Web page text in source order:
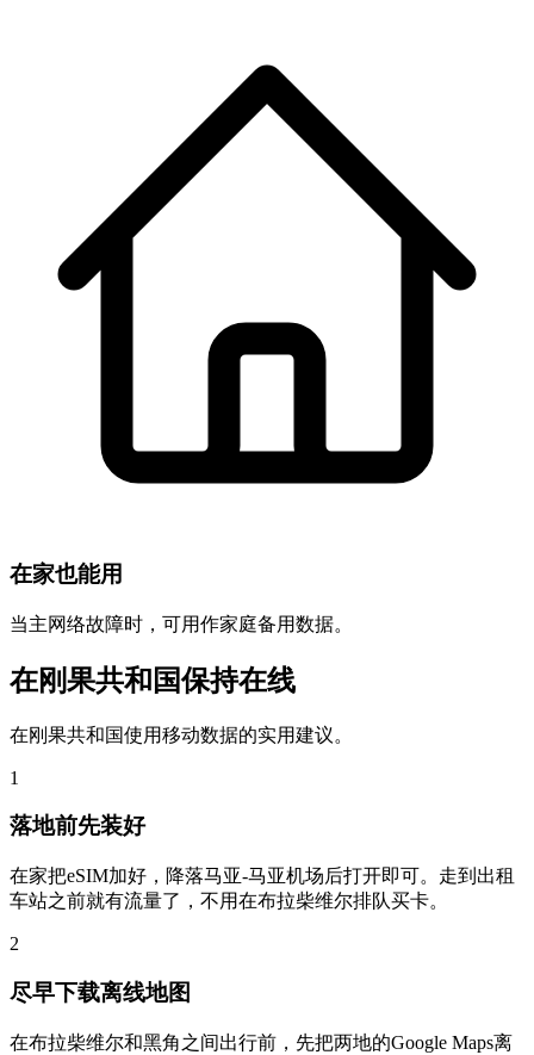
在家也能用
当主网络故障时，可用作家庭备用数据。
在刚果共和国保持在线
在刚果共和国使用移动数据的实用建议。
1
落地前先装好
在家把eSIM加好，降落马亚-马亚机场后打开即可。走到出租
车站之前就有流量了，不用在布拉柴维尔排队买卡。
2
尽早下载离线地图
在布拉柴维尔和黑角之间出行前，先把两地的Google Maps离